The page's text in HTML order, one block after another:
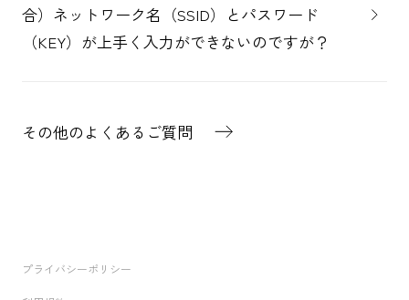
合）ネットワーク名（SSID）とパスワード
（KEY）が上手く入力ができないのですが？
その他のよくあるご質問
プライバシーポリシー